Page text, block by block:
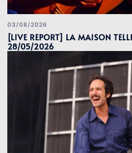
03/08/2026
[LIVE REPORT] LA MAISON
28/05/2026